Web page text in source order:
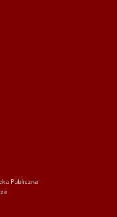
Publiczna